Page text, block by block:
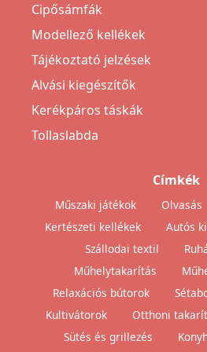
Cipősámfák
Modellező kellékek
Tájékoztató jelzések
Alvási kiegészítők
Kerékpáros táskák
Tollaslabda
Címkék
Műszaki játékok Olvasás
Kertészeti kellékek
Autós
Szállodai textil
Műhelytakarítás
Relaxációs bútorok
Kultivátorok
Otthoni
Sütés és grillezés